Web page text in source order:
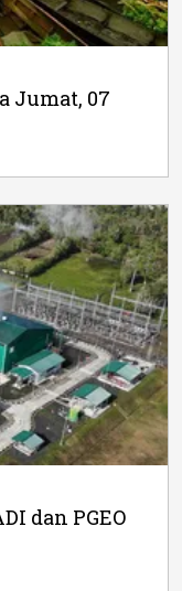
Jumat, 07
dan PGEO